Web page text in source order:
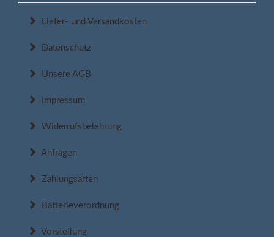
Liefer- und Versandkosten
Datenschutz
Unsere AGB
Impressum
Widerrufsbelehrung
Anfragen
Zahlungsarten
Batterieverordnung
Vorstellung